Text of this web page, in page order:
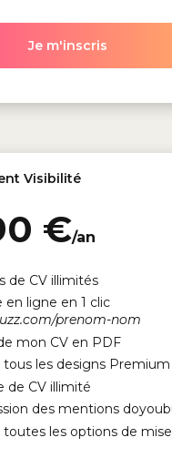
Je m'inscris
Visibilité
€/an
de CV illimités
en ligne en 1 clic
prenom-nom
mon CV en PDF
tous les designs Premium
de CV illimité
des mentions
toutes les options de